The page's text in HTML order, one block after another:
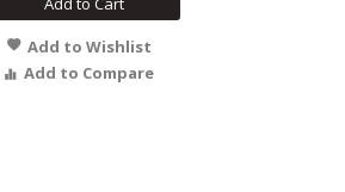
Add to Wishlist
Add to Compare